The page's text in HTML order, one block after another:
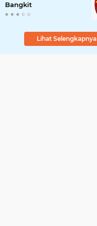
Bangkit
Lihat Selengkapnya